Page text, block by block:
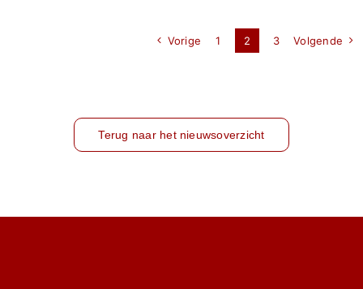
Vorige 1 2 3 Volgende
Terug naar het nieuwsoverzicht